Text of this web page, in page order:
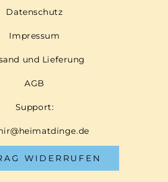
Datenschutz
Impressum
und Lieferung
AGB
Support:
WIDERRUFEN